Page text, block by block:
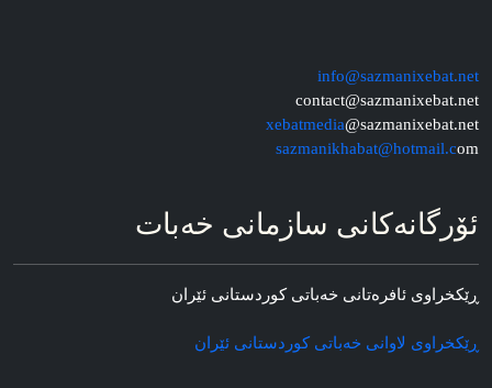
info@sazmanixebat.net
contact@sazmanixebat.net
xebatmedia@sazmanixebat.net
sazmanikhabat@hotmail.com
ئۆرگانه‌کانی سازمانی خه‌بات
ڕێکخراوی ئافره‌تانی خه‌باتی کوردستانی ئێران
ڕێکخراوی لاوانی خه‌باتی کوردستانی ئێران